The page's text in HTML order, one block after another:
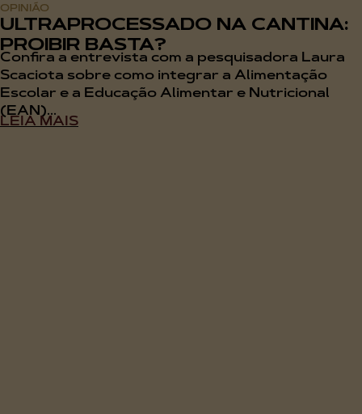
OPINIÃO
ULTRAPROCESSADO NA CANTINA:
PROIBIR BASTA?
Confira a entrevista com a pesquisadora Laura
Scaciota sobre como integrar a Alimentação
Escolar e a Educação Alimentar e Nutricional
(EAN)...
LEIA MAIS